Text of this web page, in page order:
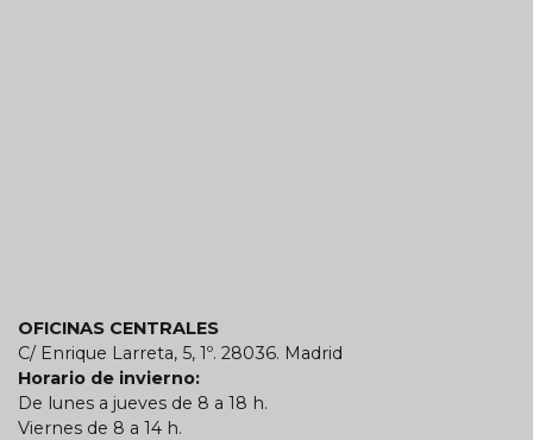
OFICINAS CENTRALES
C/ Enrique Larreta, 5, 1º. 28036. Madrid
Horario de invierno:
De lunes a jueves de 8 a 18 h.
Viernes de 8 a 14 h.